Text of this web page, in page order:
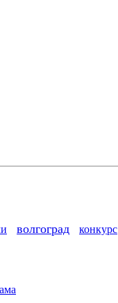
волгоград конкурс